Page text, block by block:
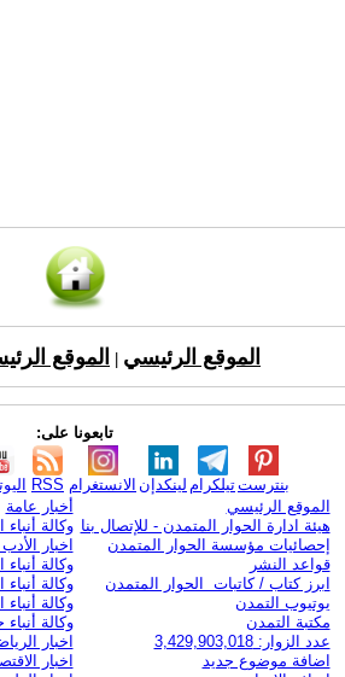
الموقع الرئيسي الموقع
تابعونا على:
RSS الانستغرام لينكدإن تيلكرامبنترست
الموقع الرئيسي
هيئة ادارة الحوار المتمدن - للإتصال بنا
إحصائيات مؤسسة الحوار المتمدن
قواعد النشر
ابرز كتاب / كاتبات الحوار المتمدن
يوتيوب التمدن
مكتبة التمدن
عدد الزوار: 3,429,903,018
اضافة موضوع جديد
أخبار عامة
وكالة أنباء
اخبار
وكالة أنباء
وكالة أنباء
وكالة أنباء
وكالة
اخبار
اخبار